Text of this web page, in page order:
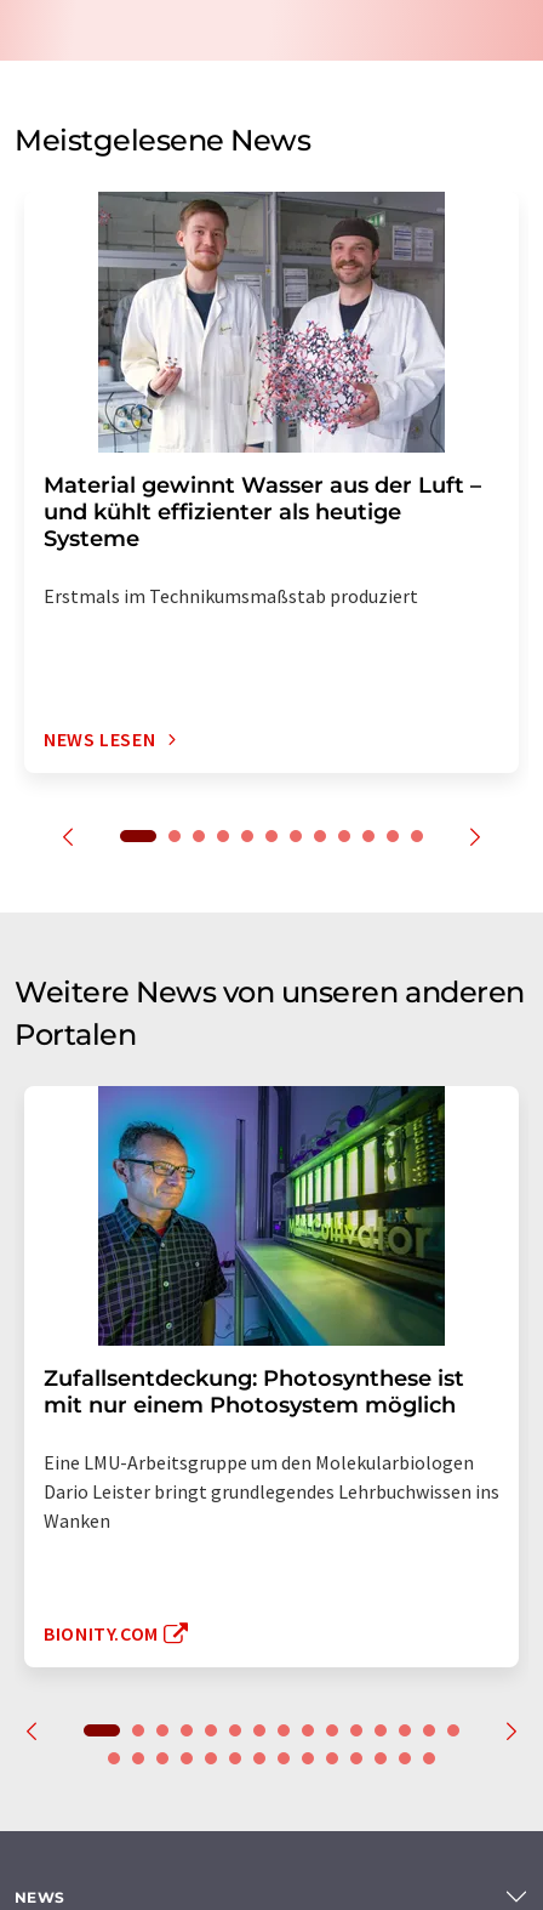
auf Basis unsererDatenschutzerklärung. LUMITOS darf
Meinungsforschung per E-Mail kontaktieren. Ihre
Einwilligung können Sie jederzeit ohne Angabe von
Str. 2, 12489 Berlin oder per E-Mail unter
widerruf@lumitos.commit Wirkung für die Zukunft
widerrufen. Zudem ist in jeder E-Mail ein Link zur
Abbestellung des entsprechenden Newsletters
enthalten.
Meistgelesene News
Material gewinnt Wasser aus der Luft –
und kühlt effizienter als heutige
Systeme
Erstmals im Technikumsmaßstab produziert
NEWS LESEN
Weitere News von unseren anderen
Portalen
Zufallsentdeckung: Photosynthese ist
mit nur einem Photosystem möglich
Eine LMU-Arbeitsgruppe um den Molekularbiologen
Dario Leister bringt grundlegendes Lehrbuchwissen ins
Wanken
BIONITY.COM
NEWS